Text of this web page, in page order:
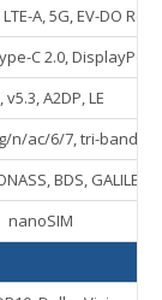
A, 5G, EV-DO
C 2.0, DisplayPort
v5.3, A2DP, LE
n/ac/6/7, tri-band,
BDS, GALILEO,
nanoSIM